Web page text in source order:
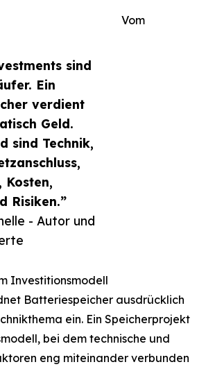
sind
Ein
verdient
Geld.
sind Technik,
Kosten,
Risiken.”
- Autor und
Vom
Investitionsmodell
Batteriespeicher ausdrücklich
ein. Ein Speicherprojekt
bei dem technische und
eng miteinander verbunden